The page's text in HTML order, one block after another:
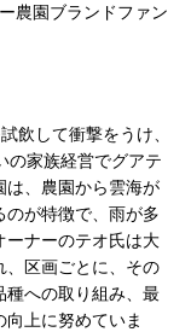
農園ブランドファン
飲して衝撃をうけ、
の家族経営でグアテ
は、農園から雲海が
が特徴で、雨が多
ーナーのテオ氏は大
、区画ごとに、その
種への取り組み、最
上に努めていま